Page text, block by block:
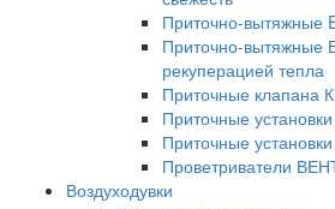
Приточно-вытяжные
Приточно-вытяжные
рекуперацией тепла
Приточные клапана
Приточные
Приточные
Проветриватели
Воздуходувки